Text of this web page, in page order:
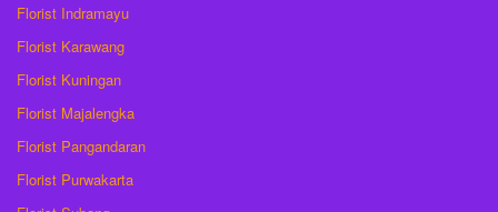
Florist Indramayu
Florist Karawang
Florist Kuningan
Florist Majalengka
Florist Pangandaran
Florist Purwakarta